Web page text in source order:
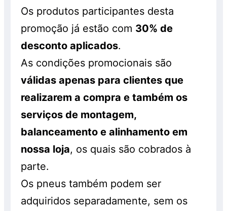
Os produtos participantes desta
promoção já estão com 30% de
desconto aplicados.
As condições promocionais são
válidas apenas para clientes que
realizarem a compra e também os
serviços de montagem,
balanceamento e alinhamento em
nossa loja, os quais são cobrados à
parte.
Os pneus também podem ser
adquiridos separadamente, sem os